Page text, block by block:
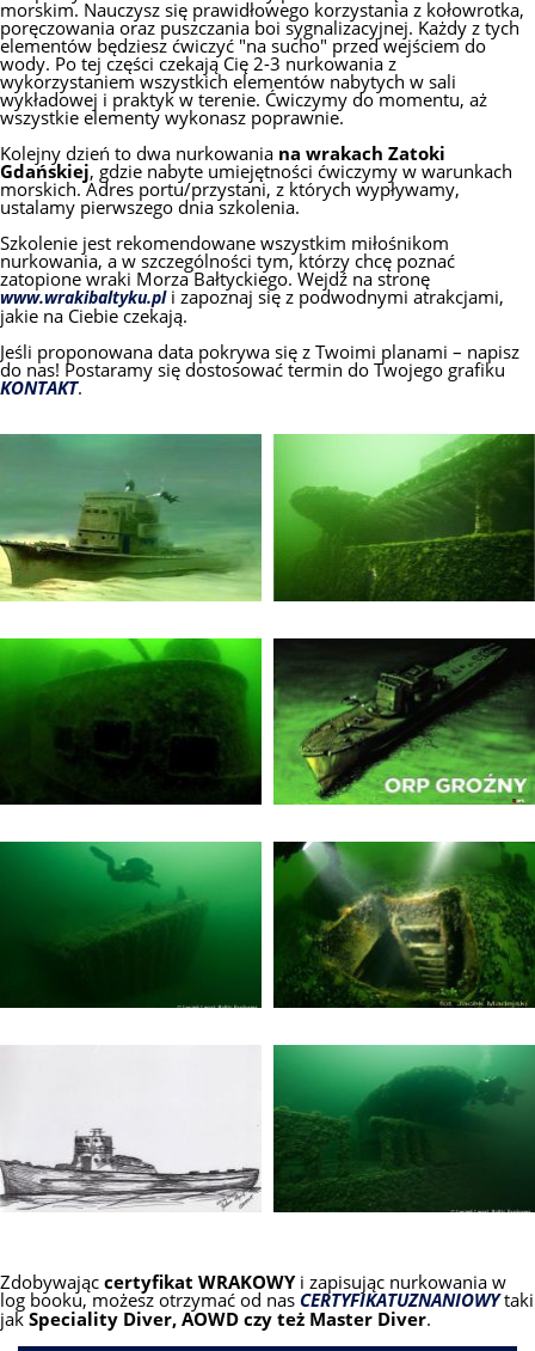
morskim. Nauczysz się prawidłowego korzystania z kołowrotka,
poręczowania oraz puszczania boi sygnalizacyjnej. Każdy z tych
elementów będziesz ćwiczyć "na sucho" przed wejściem do
wody. Po tej części czekają Cię 2-3 nurkowania z
wykorzystaniem wszystkich elementów nabytych w sali
wykładowej i praktyk w terenie. Ćwiczymy do momentu, aż
wszystkie elementy wykonasz poprawnie.
Kolejny dzień to dwa nurkowania na wrakach Zatoki
Gdańskiej, gdzie nabyte umiejętności ćwiczymy w warunkach
morskich. Adres portu/przystani, z których wypływamy,
ustalamy pierwszego dnia szkolenia.
Szkolenie jest rekomendowane wszystkim miłośnikom
nurkowania, a w szczególności tym, którzy chcę poznać
zatopione wraki Morza Bałtyckiego. Wejdź na stronę
www.wrakibaltyku.pl i zapoznaj się z podwodnymi atrakcjami,
jakie na Ciebie czekają.
Jeśli proponowana data pokrywa się z Twoimi planami – napisz
do nas! Postaramy się dostosować termin do Twojego grafiku
KONTAKT.
Zdobywając certyfikat WRAKOWYi zapisując nurkowania w
log booku, możesz otrzymać od nas CERTYFIKATUZNANIOWYtaki
jakSpeciality Diver, AOWD czy też Master Diver.